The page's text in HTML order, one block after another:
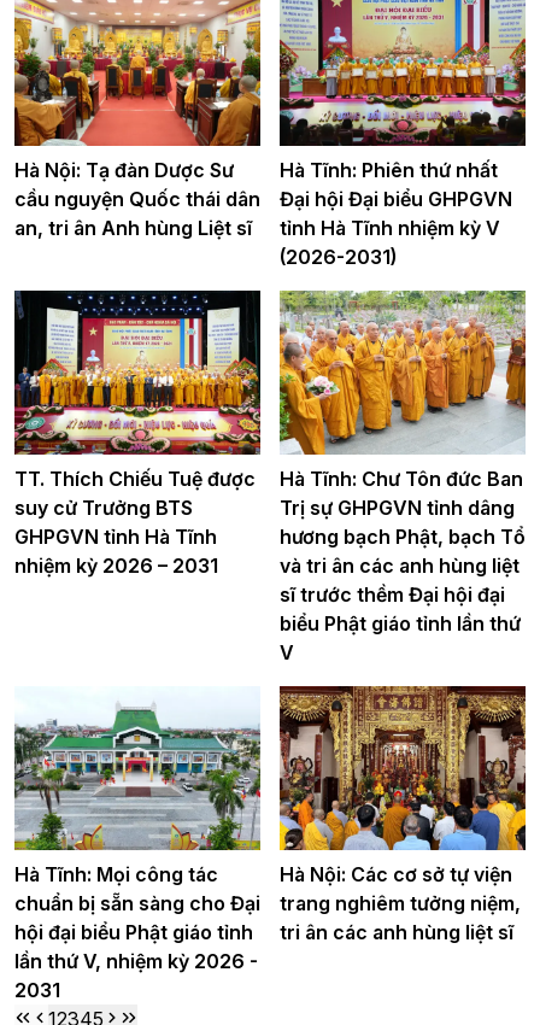
Hà Nội: Tạ đàn Dược Sư
cầu nguyện Quốc thái dân
an, tri ân Anh hùng Liệt sĩ
Hà Tĩnh: Phiên thứ nhất
Đại hội Đại biểu GHPGVN
tỉnh Hà Tĩnh nhiệm kỳ V
(2026-2031)
TT. Thích Chiếu Tuệ được
suy cử Trưởng BTS
GHPGVN tỉnh Hà Tĩnh
nhiệm kỳ 2026 – 2031
Hà Tĩnh: Chư Tôn đức Ban
Trị sự GHPGVN tỉnh dâng
hương bạch Phật, bạch Tổ
và tri ân các anh hùng liệt
sĩ trước thềm Đại hội đại
biểu Phật giáo tỉnh lần thứ
V
Hà Tĩnh: Mọi công tác
chuẩn bị sẵn sàng cho Đại
hội đại biểu Phật giáo tỉnh
lần thứ V, nhiệm kỳ 2026 -
2031
Hà Nội: Các cơ sở tự viện
trang nghiêm tưởng niệm,
tri ân các anh hùng liệt sĩ
12345